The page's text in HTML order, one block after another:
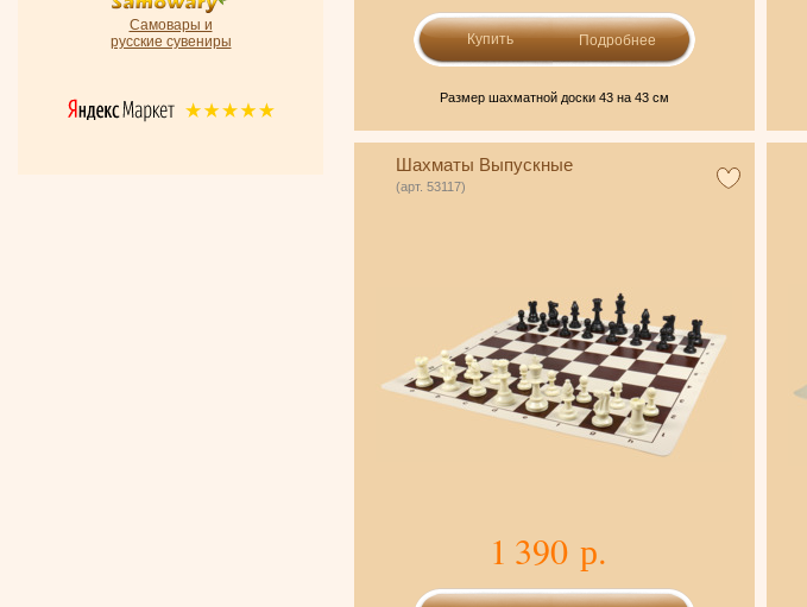
Подробнее
Размер шахматной доски 43 на 43 см
Шахматы Выпускные
(арт. 53117)
1 390 р.
Самовары и
русские сувениры